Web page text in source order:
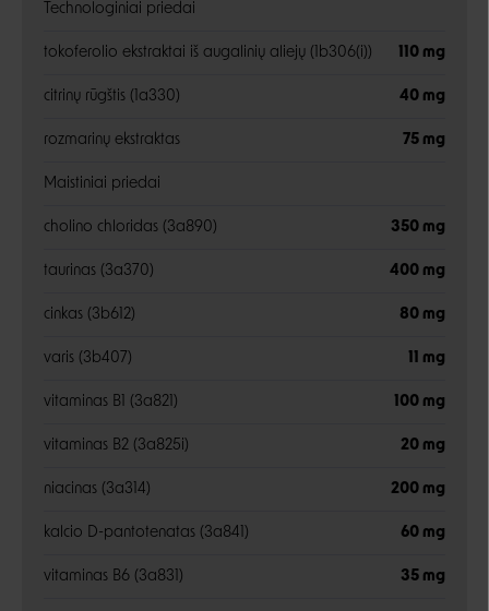
Technologiniai priedai
tokoferolio ekstraktai iš augalinių aliejų (1b306(i)) 110 mg
citrinų rūgštis (1a330) 40 mg
rozmarinų ekstraktas 75 mg
Maistiniai priedai
cholino chloridas (3a890) 350 mg
taurinas (3a370) 400 mg
cinkas (3b612) 80 mg
varis (3b407) 11 mg
vitaminas B1 (3a821) 100 mg
vitaminas B2 (3a825i) 20 mg
niacinas (3a314) 200 mg
kalcio D-pantotenatas (3a841) 60 mg
vitaminas B6 (3a831) 35 mg